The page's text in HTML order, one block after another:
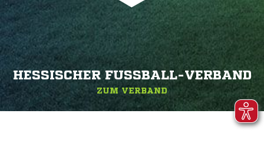
HESSISCHER FUSSBALL-VERBAND
ZUM VERBAND